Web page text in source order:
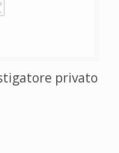
privato